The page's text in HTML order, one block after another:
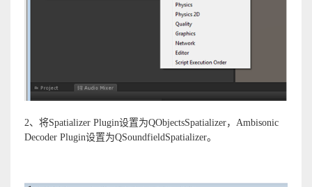
2、将Spatializer Plugin设置为QObjectsSpatializer，Ambisonic
Decoder Plugin设置为QSoundfieldSpatializer。